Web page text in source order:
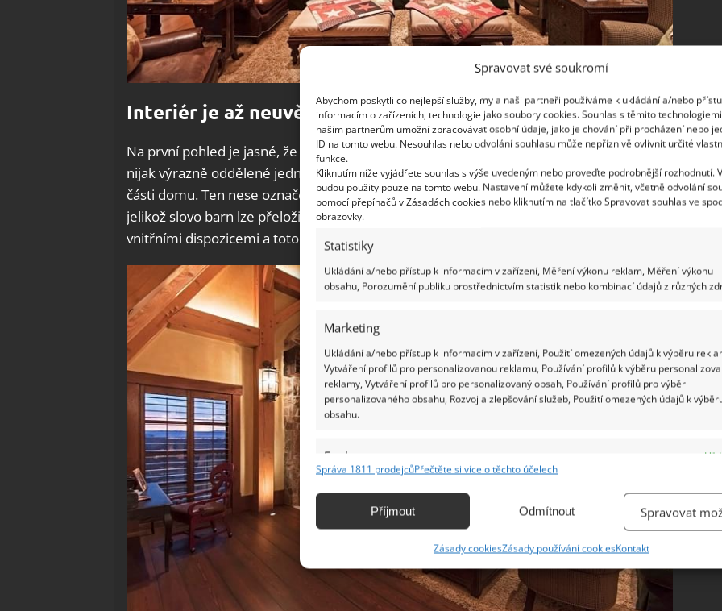
Spravovat své soukromí
Abychom poskytli co nejlepší služby, my a naši partneři používáme k ukládání a/nebo
informacím o zařízeních, technologie jako soubory cookies. Souhlas s těmito
našim partnerům umožní zpracovávat osobní údaje, jako je chování při procházení nebo
ID na tomto webu. Nesouhlas nebo odvolání souhlasu může nepříznivě ovlivnit určité
funkce.
Kliknutím níže vyjádřete souhlas s výše uvedeným nebo proveďte podrobnější rozhodnutí.
budou použity pouze na tomto webu. Nastavení můžete kdykoli změnit, včetně odvolání
pomocí přepínačů v Zásadách cookies nebo kliknutím na tlačítko Spravovat souhlas ve
obrazovky.
Statistiky
Ukládání a/nebo přístup k informacím v zařízení, Měření výkonu reklam, Měření výkonu
obsahu, Porozumění publiku prostřednictvím statistik nebo kombinací údajů z různých
Marketing
Ukládání a/nebo přístup k informacím v zařízení, Použití omezených údajů k výběru
Vytváření profilů pro personalizovanou reklamu, Používání profilů k výběru
reklamy, Vytváření profilů pro personalizovaný obsah, Používání profilů pro výběr
personalizovaného obsahu, Rozvoj a zlepšování služeb, Použití omezených údajů k
obsahu.
Funkce
Identifikace zařízení na základě automaticky přenášených informací.
základě aktivně vyžádaných informací.
Zajištění bezpečnosti, předcházení a zjišťování podvodů a
Správa 1811 prodejcůPřečtěte si více o těchto účelech
Příjmout Odmítnout Spravovat
Zásady cookiesZásady používání cookiesKontakt
Interiér je až neuvěřitelný
Na první pohled je jasné, že se z interiéru bude tajit dech. Díky tomu, že zde nejsou
nijak výrazně oddělené jednotlivé prostory, je možné pozorovat rozsáhlost celé vnitřní
části domu. Ten nese označení Mansion of The Barn. Tento název byl zvolený záměrně,
jelikož slovo barn lze přeložit jako stodola. A ty byly odnepaměti spojeny otevřenými
vnitřními dispozicemi a toto bylo zachováno i v tomto případě.